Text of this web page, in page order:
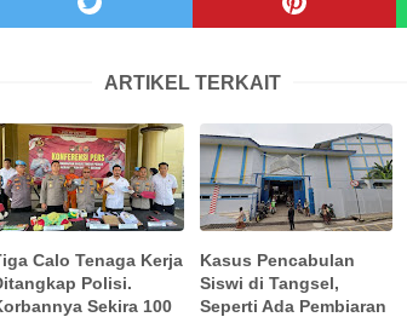
ARTIKEL TERKAIT
Calo Tenaga Kerja
Polisi.
Sekira 100
Kasus Pencabulan
Siswi di Tangsel,
Seperti Ada Pembiaran